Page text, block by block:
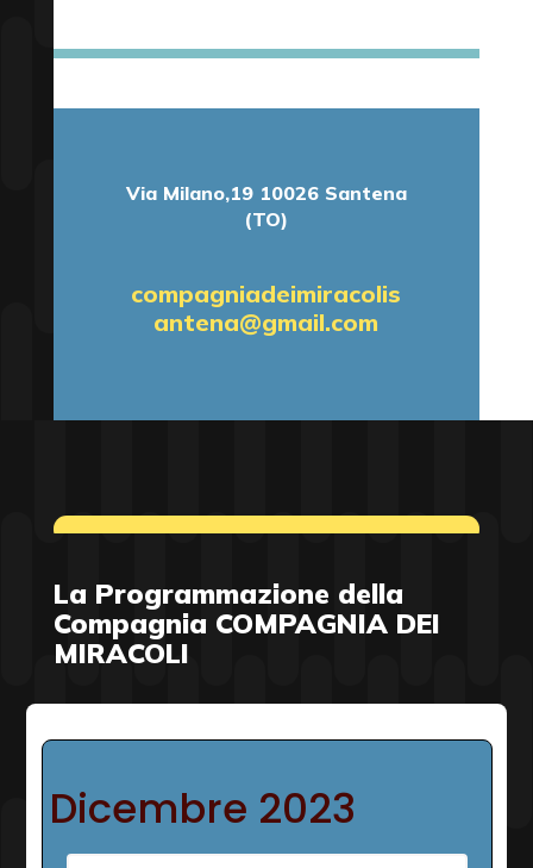
Via Milano,19 10026 Santena
(TO)
compagniadeimiracolis
antena@gmail.com
La Programmazione della
Compagnia COMPAGNIA DEI
MIRACOLI
Dicembre 2023